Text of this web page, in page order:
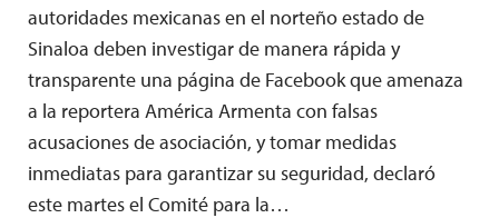
autoridades mexicanas en el norteño estado de
Sinaloa deben investigar de manera rápida y
transparente una página de Facebook que amenaza
a la reportera América Armenta con falsas
acusaciones de asociación, y tomar medidas
inmediatas para garantizar su seguridad, declaró
este martes el Comité para la…